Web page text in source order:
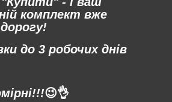
комплект вже
до 3 робочих днів
😉👌